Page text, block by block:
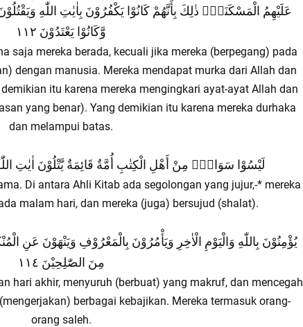
عَلَيْهِمُ الْمَسْكَنَةُۗ ذٰلِكَ بِأَنَّهُمْ كَانُوْا يَكْفُرُوْنَ بِاٰيٰتِ اللّٰهِ
وَّكَانُوْا يَعْتَدُوْنَ ١١٢
saja mereka berada, kecuali jika mereka (berpegang) pada
dengan manusia. Mereka mendapat murka dari Allah dan
itu karena mereka mengingkari ayat-ayat Allah dan
yang benar). Yang demikian itu karena mereka durhaka
dan melampui batas.
لَيْسُوْا سَوَاءًۗ مِنْ أَهْلِ الْكِتٰبِ أُمَّةٌ قَائِمَةٌ يَّتْلُوْنَ اٰيٰتِ اللّٰهِ
Di antara Ahli Kitab ada segolongan yang jujur,-* mereka
malam hari, dan mereka (juga) bersujud (shalat).
يُؤْمِنُوْنَ بِاللّٰهِ وَالْيَوْمِ الْاٰخِرِ وَيَأْمُرُوْنَ بِالْمَعْرُوْفِ وَيَنْهَوْنَ عَنِ
مِنَ الصّٰلِحِيْنَ ١١٤
hari akhir, menyuruh (berbuat) yang makruf, dan mencegah
berbagai kebajikan. Mereka termasuk orang-
orang saleh.